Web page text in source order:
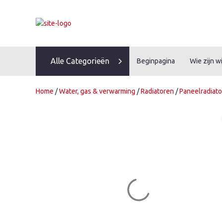
Alle Categorieën Beginpagina Wie zijn
Home /Water, gas & verwarming /Radiatoren /